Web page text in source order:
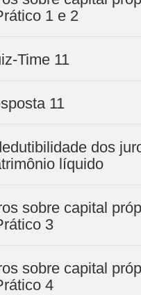
1 e 2
Time 11
11
dos
líquido
sobre capital
3
sobre capital
4